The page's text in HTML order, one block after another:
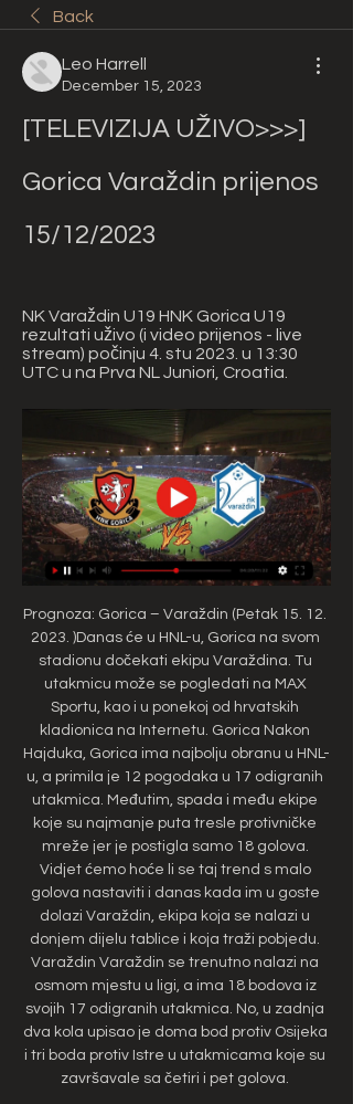
Back
Leo Harrell
December 15, 2023
[TELEVIZIJA UŽIVO>>>]
Gorica Varaždin prijenos
15/12/2023
NK Varaždin U19 HNK Gorica U19
rezultati uživo (i video prijenos - live
stream) počinju 4. stu 2023. u 13:30
UTC u na Prva NL Juniori, Croatia.
Prognoza: Gorica – Varaždin (Petak 15. 12.
2023. )Danas će u HNL-u, Gorica na svom
stadionu dočekati ekipu Varaždina. Tu
utakmicu može se pogledati na MAX
Sportu, kao i u ponekoj od hrvatskih
kladionica na Internetu. Gorica Nakon
Hajduka, Gorica ima najbolju obranu u HNL-
u, a primila je 12 pogodaka u 17 odigranih
utakmica. Međutim, spada i među ekipe
koje su najmanje puta tresle protivničke
mreže jer je postigla samo 18 golova.
Vidjet ćemo hoće li se taj trend s malo
golova nastaviti i danas kada im u goste
dolazi Varaždin, ekipa koja se nalazi u
donjem dijelu tablice i koja traži pobjedu.
Varaždin Varaždin se trenutno nalazi na
osmom mjestu u ligi, a ima 18 bodova iz
svojih 17 odigranih utakmica. No, u zadnja
dva kola upisao je doma bod protiv Osijeka
i tri boda protiv Istre u utakmicama koje su
završavale sa četiri i pet golova.